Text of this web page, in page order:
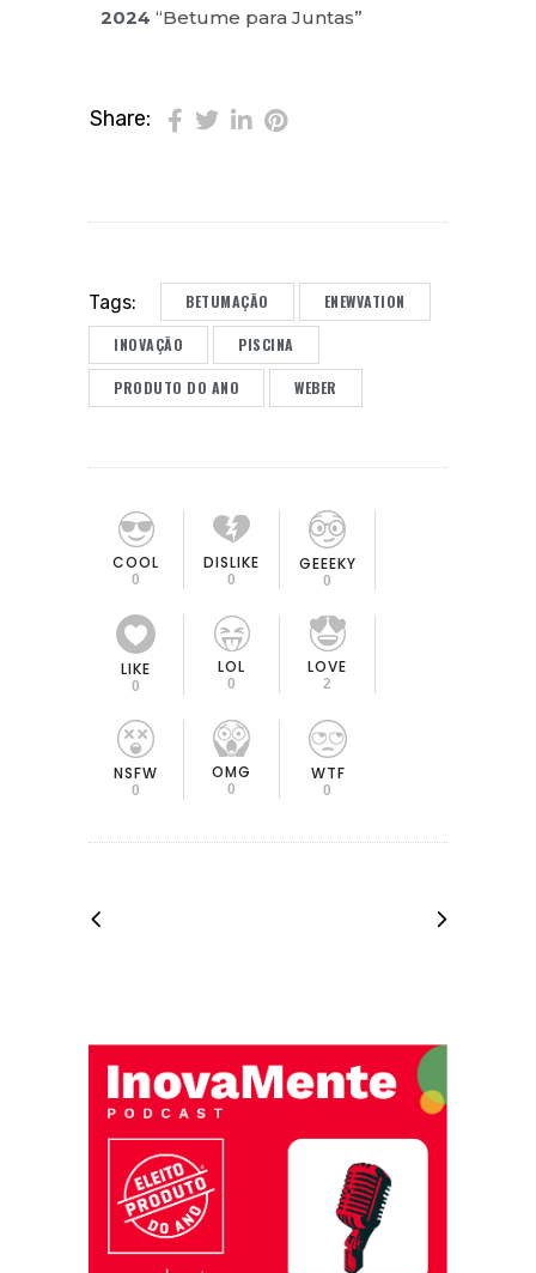
2024 “Betume para Juntas”
Share:
Tags: BETUMAÇÃO ENEWVATION
INOVAÇÃO PISCINA
PRODUTO DO ANO WEBER
COOL
0
DISLIKE
0
GEEEKY
0
LIKE
0
LOL
0
LOVE
2
NSFW
0
OMG
0
WTF
0